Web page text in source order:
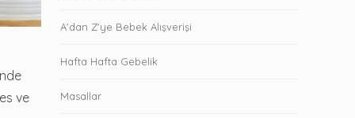
ve
A'dan Z'ye Bebek Alışverişi
Hafta Hafta Gebelik
Masallar